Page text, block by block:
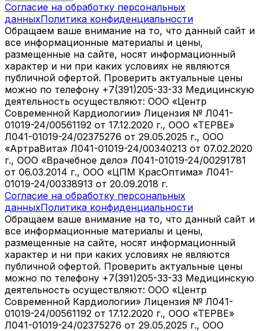
Согласие на обработку персональных
данныхПолитика конфиденциальности
Обращаем ваше внимание на то, что данный сайт и
все информационные материалы и цены,
размещенные на сайте, носят информационный
характер и ни при каких условиях не являются
публичной офертой. Проверить актуальные цены
можно по телефону +7(391)205-33-33 Медицинскую
деятельность осуществляют: ООО «Центр
Современной Кардиологии» Лицензия № Л041-
01019-24/00561192 от 17.12.2020 г., ООО «ТЕРВЕ»
Л041-01019-24/02375276 от 29.05.2025 г., ООО
«АртраВита» Л041-01019-24/00340213 от 07.02.2020
г., ООО «Врачебное дело» Л041-01019-24/00291781
от 06.03.2014 г., ООО «ЦПМ КрасОптима» Л041-
01019-24/00338913 от 20.09.2018 г.
Согласие на обработку персональных
данныхПолитика конфиденциальности
Обращаем ваше внимание на то, что данный сайт и
все информационные материалы и цены,
размещенные на сайте, носят информационный
характер и ни при каких условиях не являются
публичной офертой. Проверить актуальные цены
можно по телефону +7(391)205-33-33 Медицинскую
деятельность осуществляют: ООО «Центр
Современной Кардиологии» Лицензия № Л041-
01019-24/00561192 от 17.12.2020 г., ООО «ТЕРВЕ»
Л041-01019-24/02375276 от 29.05.2025 г., ООО